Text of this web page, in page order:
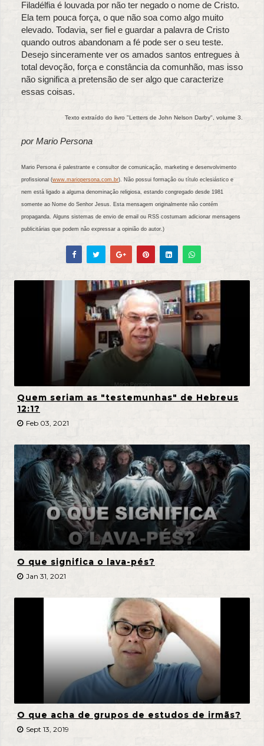
Filadélfia é louvada por não ter negado o nome de Cristo.
Ela tem pouca força, o que não soa como algo muito
elevado. Todavia, ser fiel e guardar a palavra de Cristo
quando outros abandonam a fé pode ser o seu teste.
Desejo sinceramente ver os amados santos entregues à
total devoção, força e constância da comunhão, mas isso
não significa a pretensão de ser algo que caracterize
essas coisas.
Texto extraído do livro "Letters de John Nelson Darby", volume 3.
por Mario Persona
Mario Persona é palestrante e consultor de comunicação, marketing e desenvolvimento
profissional (www.mariopersona.com.br). Não possui formação ou título eclesiástico e
nem está ligado a alguma denominação religiosa, estando congregado desde 1981
somente ao Nome do Senhor Jesus. Esta mensagem originalmente não contém
propaganda. Alguns sistemas de envio de email ou RSS costumam adicionar mensagens
publicitárias que podem não expressar a opinião do autor.)
Quem seriam as "testemunhas" de Hebreus
12:1?
Feb 03, 2021
O que significa o lava-pés?
Jan 31, 2021
O que acha de grupos de estudos de irmãs?
Sept 13, 2019